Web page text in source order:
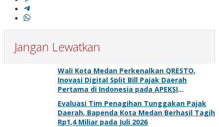
Jangan Lewatkan
Wali Kota Medan Perkenalkan QRESTO,
Inovasi Digital Split Bill Pajak Daerah
Pertama di Indonesia pada APEKSI
Leadership Dialogue 2026
Evaluasi Tim Penagihan Tunggakan Pajak
Daerah, Bapenda Kota Medan Berhasil Tagih
Rp1,4 Miliar pada Juli 2026